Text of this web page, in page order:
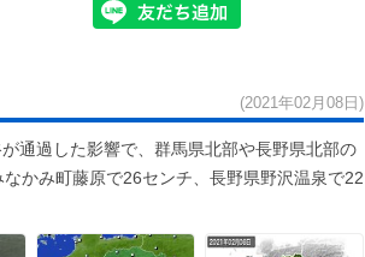
(2021年02月08日)
通過した影響で、群馬県北部や長野県北部の
かみ町藤原で26センチ、長野県野沢温泉で22